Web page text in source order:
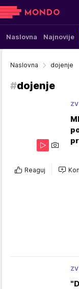
Naslovna Najnovije
Naslovna dojenje
#dojenje
Reaguj